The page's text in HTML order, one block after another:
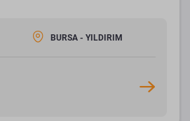
BURSA - YILDIRIM